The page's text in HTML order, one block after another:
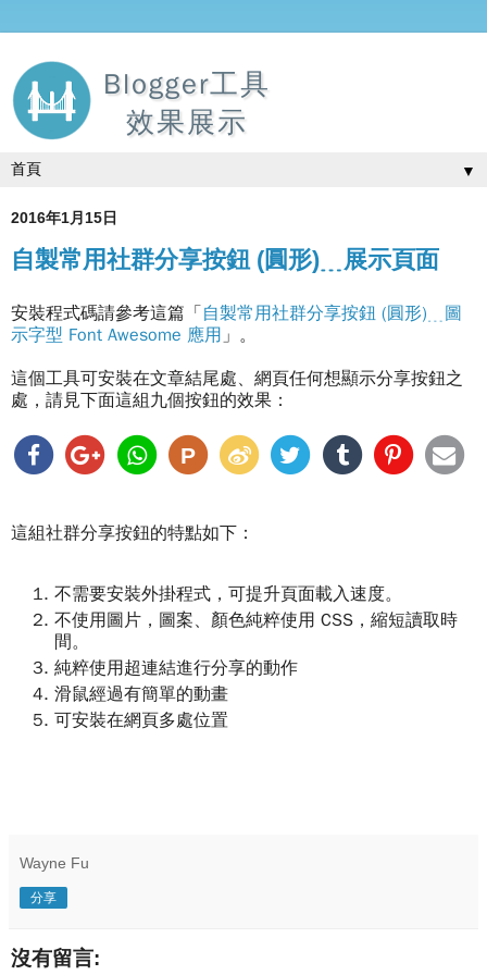
Blogger工具
效果展示
▼
2016年1月15日
自製常用社群分享按鈕 (圓形)﹍展示頁面
安裝程式碼請參考這篇「自製常用社群分享按鈕 (圓形)﹍圖
示字型 Font Awesome 應用 」。
這個工具可安裝在文章結尾處、網頁任何想顯示分享按鈕之
處，請見下面這組九個按鈕的效果：
P
這組社群分享按鈕的特點如下：
不需要安裝外掛程式，可提升頁面載入速度。
不使用圖片，圖案、顏色純粹使用 CSS，縮短讀取時
間。
純粹使用超連結進行分享的動作
滑鼠經過有簡單的動畫
可安裝在網頁多處位置
Wayne Fu
分享
沒有留言: